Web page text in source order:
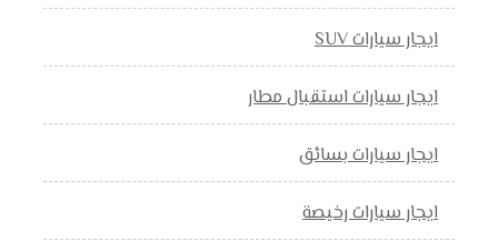
ايجار سيارات SUV
ايجار سيارات استقبال مطار
ايجار سيارات بسائق
ايجار سيارات رخيصة